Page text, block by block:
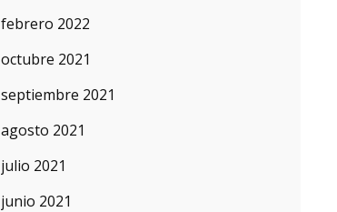
febrero 2022
octubre 2021
septiembre 2021
agosto 2021
julio 2021
junio 2021